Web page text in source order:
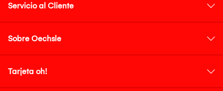
Servicio al Cliente
Sobre Oechsle
Tarjeta oh!